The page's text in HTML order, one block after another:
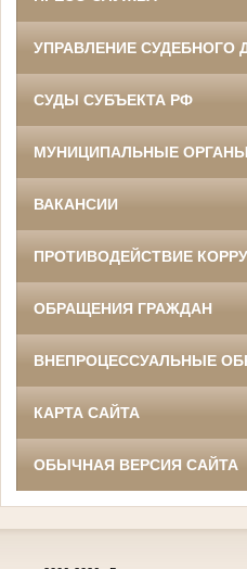
УПРАВЛЕНИЕ СУДЕБНОГО
СУДЫ СУБЪЕКТА РФ
МУНИЦИПАЛЬНЫЕ
ВАКАНСИИ
ПРОТИВОДЕЙСТВИЕ
ОБРАЩЕНИЯ ГРАЖДАН
ВНЕПРОЦЕССУАЛЬНЫЕ
КАРТА САЙТА
ОБЫЧНАЯ ВЕРСИЯ САЙТА